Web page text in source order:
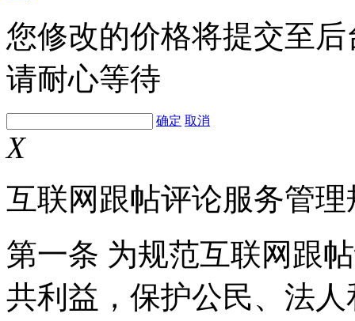
您修改的价格将提交至
请耐心等待
确定 取消
X
互联网跟帖评论服务管理
第一条 为规范互联网跟
共利益，保护公民、法